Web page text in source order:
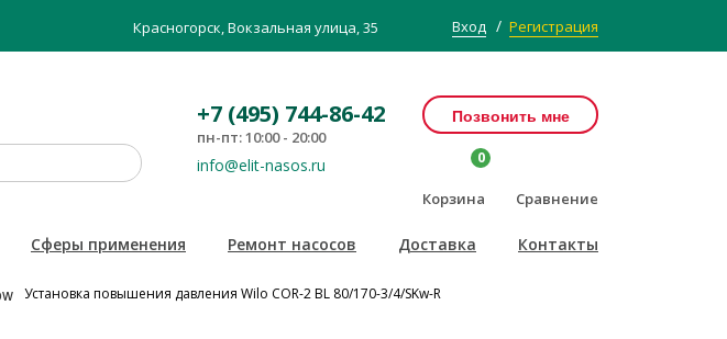
Красногорск, Вокзальная улица, 35 Вход / Регистрация
+7 (495) 744-86-42
пн-пт: 10:00 - 20:00
info@elit-nasos.ru
Позвонить мне
Корзина
0
Сравнение
Сферы применения Ремонт насосов Доставка Контакты
Установка повышения давления Wilo COR-2 BL 80/170-3/4/SKw-R